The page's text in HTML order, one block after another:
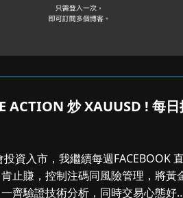
ACTION 炒 XAUUSD ! 每日
資入市，我繼續每週FACEBOOK
止賺，控制注碼同風險管理，將黃
齊驗證技術分析，同時交易心態好